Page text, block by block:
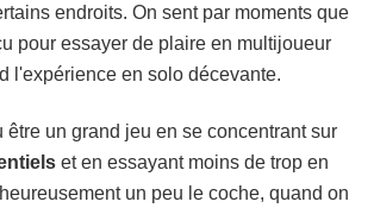
endroits. On sent par moments que
pour essayer de plaire en multijoueur
l'expérience en solo décevante.
être un grand jeu en se concentrant sur
et en essayant moins de trop en
un peu le coche, quand on